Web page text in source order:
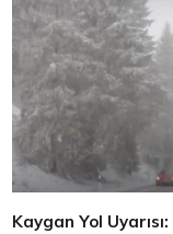
Kaygan Yol Uyarısı: